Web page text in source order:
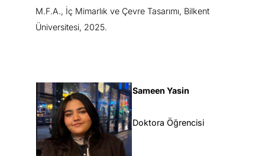
M.F.A., İç Mimarlık ve Çevre Tasarımı, Bilkent
Üniversitesi, 2025.
Sameen Yasin
Doktora Öğrencisi